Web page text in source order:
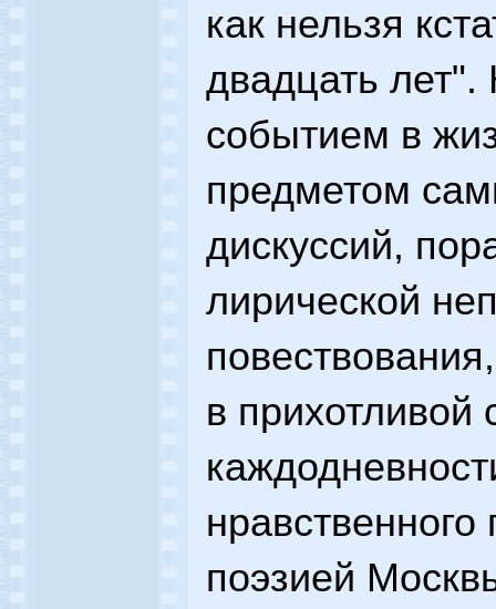
как нельзя
двадцать лет".
событием в
предметом
дискуссий,
лирической
в прихотливой
поэзией